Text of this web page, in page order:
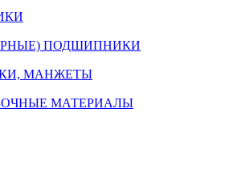
ПОДШИПНИКИ
МАНЖЕТЫ
МАТЕРИАЛЫ